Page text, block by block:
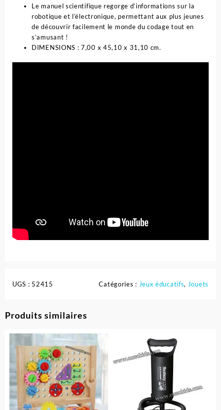
Le manuel scientifique regorge d’informations sur la
robotique et l’électronique, permettant aux plus jeunes
de découvrir facilement le monde du codage tout en
s’amusant !
DIMENSIONS : 7,00 x 45,10 x 31,10 cm.
UGS : 52415 Catégories : Jeux éducatifs, Jouets
Produits similaires